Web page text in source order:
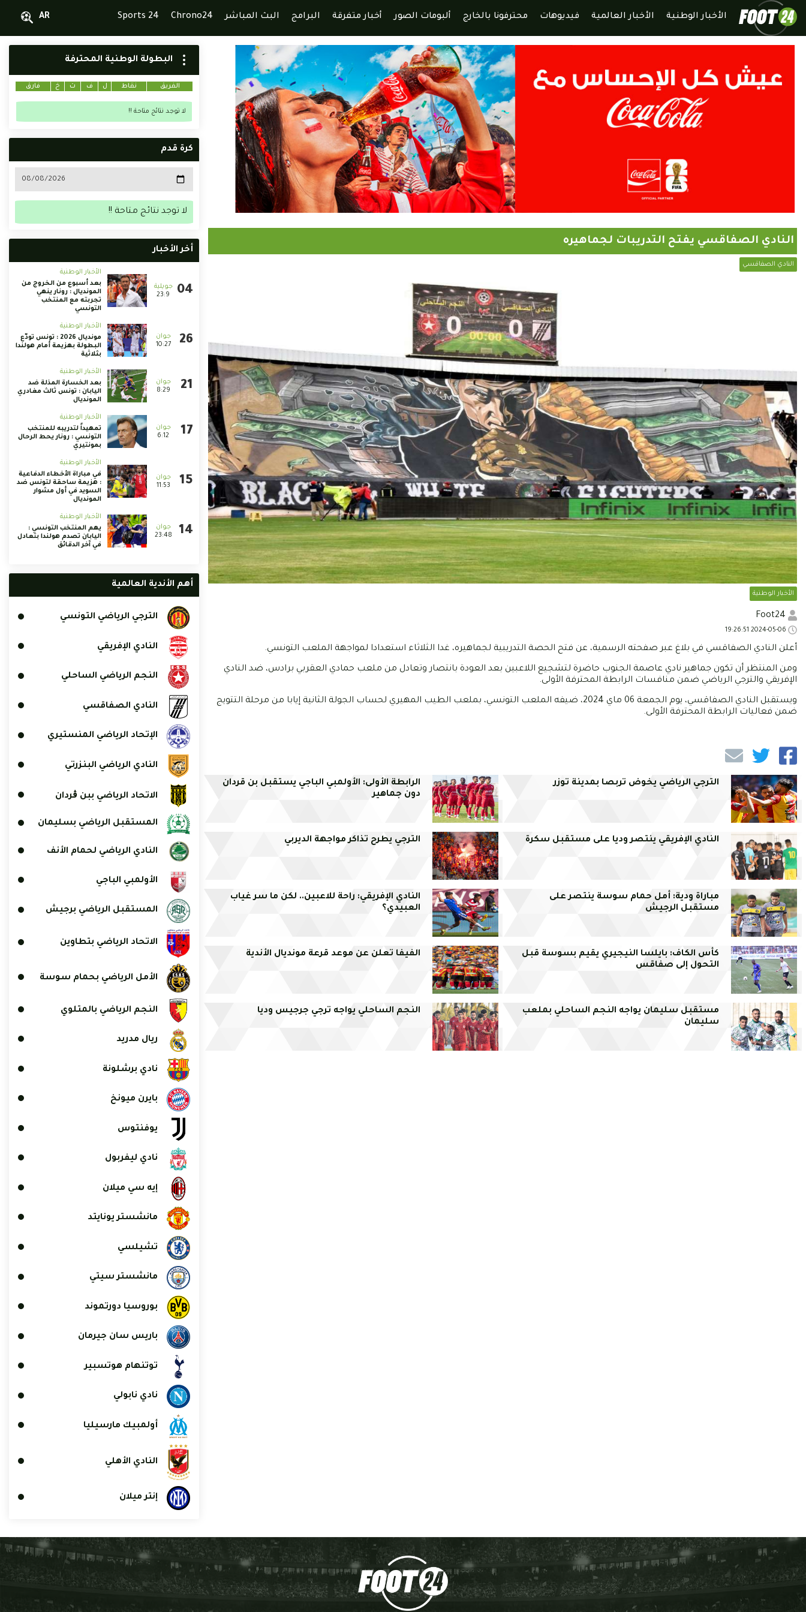
الأخبار الوطنية الأخبار العالمية فيديوهات محترفونا بالخارج ألبومات الصور أخبار متفرقة البرامج البث المباشر Chrono24
Sports 24
AR
النادي الصفاقسي يفتح التدريبات لجماهيره
النادي الصفاقسي
الأخبار الوطنية
أعلن النادي الصفاقسي في بلاغ عبر صفحته الرسمية، عن فتح الحصة التدريبية لجماهيره، غدا الثلاثاء استعدادا لمواجهة الملعب التونسي.
ومن المنتظر أن تكون جماهير نادي عاصمة الجنوب حاضرة لتشجيع اللاعبين بعد العودة بانتصار وتعادل من ملعب حمادي العقربي برادس، ضد النادي
الإفريقي والترجي الرياضي ضمن منافسات الرابطة المحترفة الأولى.
ويستقبل النادي الصفاقسي، يوم الجمعة 06 ماي 2024، ضيفه الملعب التونسي، بملعب الطيب المهيري لحساب الجولة الثانية إيابا من مرحلة التتويج
ضمن فعاليات الرابطة المحترفة الأولى.
الترجي الرياضي يخوض تربصا بمدينة توزر
الرابطة الأولى: الأولمبي الباجي يستقبل بن قردان
دون جماهير
النادي الإفريقي ينتصر وديا على مستقبل سكرة الترجي يطرح تذاكر مواجهة الديربي
مباراة ودية: أمل حمام سوسة ينتصر على
مستقبل الرجيش
النادي الإفريقي: راحة للاعبين.. لكن ما سر غياب
العبيدي؟
كأس الكاف: بايلسا النيجيري يقيم بسوسة قبل
التحول إلى صفاقس
الفيفا تعلن عن موعد قرعة مونديال الأندية
مستقبل سليمان يواجه النجم الساحلي بملعب
سليمان
النجم الساحلي يواجه ترجي جرجيس وديا
البطولة الوطنية المحترفة
الفريق نقاط ل ف ت خ فارق
لا توجد نتائج متاحة !!
كرة قدم
لا توجد نتائج متاحة !!
أخر الأخبار
23:9
الأخبار الوطنية
بعد أسبوع من الخروج من
المونديال : رونار ينهي
تجربته مع المنتخب
التونسي
10:27
الأخبار الوطنية
مونديال 2026 : تونس تودّع
البطولة بهزيمة أمام هولندا
بثلاثية
8:29
الأخبار الوطنية
بعد الخسارة المذلة ضد
اليابان : تونس ثالث مغادري
المونديال
6:12
الأخبار الوطنية
تمهيداً لتدريبه للمنتخب
التونسي : رونار يحط الرحال
بمونتيري
11:53
الأخبار الوطنية
في مباراة الأخطاء الدفاعية
: هزيمة ساحقة لتونس ضد
السويد في أول مشوار
المونديال
23:48
الأخبار الوطنية
يهم المنتخب التونسي :
اليابان تصدم هولندا بتعادل
في آخر الدقائق
أهم الأندية العالمية
الترجي الرياضي التونسي
النادي الإفريقي
النجم الرياضي الساحلي
النادي الصفاقسي
الإتحاد الرياضي المنستيري
النادي الرياضي البنزرتي
الاتحاد الرياضي ببن ڨردان
المستقبل الرياضي بسليمان
النادي الرياضي لحمام الأنف
الأولمبي الباجي
المستقبل الرياضي برجيش
الاتحاد الرياضي بتطاوين
الأمل الرياضي بحمام سوسة
النجم الرياضي بالمتلوي
ريال مدريد
نادي برشلونة
بايرن ميونخ
يوفنتوس
نادي ليفربول
إيه سي ميلان
مانشستر يونايتد
تشيلسي
مانشستر سيتي
بوروسيا دورتموند
باريس سان جيرمان
توتنهام هوتسبير
نادي نابولي
أولمبيك مارسيليا
النادي الأهلي
إنتر ميلان